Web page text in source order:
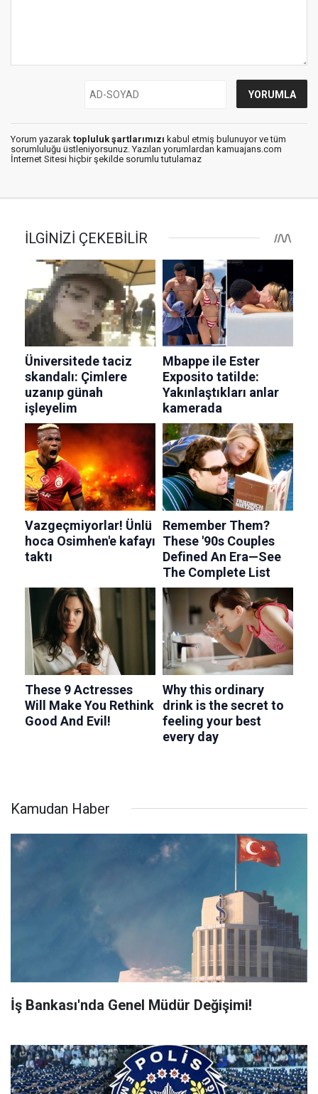
Yorum yazarak topluluk şartlarımızı kabul etmiş bulunuyor ve tüm
sorumluluğu üstleniyorsunuz. Yazılan yorumlardan kamuajans.com
İnternet Sitesi hiçbir şekilde sorumlu tutulamaz
Kamudan Haber
İş Bankası'nda Genel Müdür Değişimi!